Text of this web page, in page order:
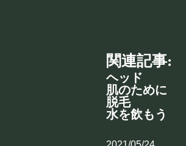
関連記事:
ヘッド
肌のために
脱毛
水を飲もう